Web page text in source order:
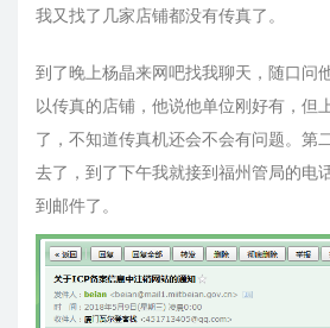
我又找了几家店铺都没有传真了。
到了晚上杨晶来网吧找我聊天，随口问
以传真的店铺，他说他单位刚好有，但
了，不知道传真机还会不会有问题。第
去了，到了下午我就接到福州管局的电
到邮件了。